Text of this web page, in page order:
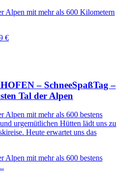
Alpen mit mehr als 600 Kilometern
€
– SchneeSpaßTag –
Tal der Alpen
Alpen mit mehr als 600 bestens
urgemütlichen Hütten lädt uns zu
Heute erwartet uns das
Alpen mit mehr als 600 bestens